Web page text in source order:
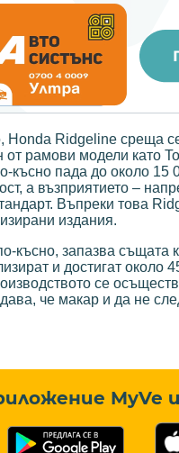
Honda Ridgeline среща
рамови модели като
късно пада до около
а възприятието –
Въпреки това
издания.
късно, запазва
и достигат
се
че макар и да не
MyVe